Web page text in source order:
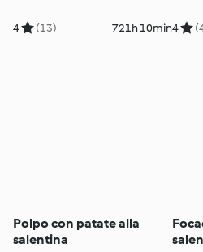
4 (13) 721h 10min4
Polpo con patate alla
salentina